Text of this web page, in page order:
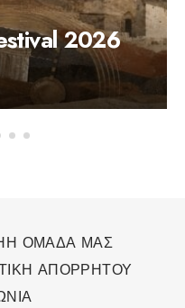
2026
Η ΟΜΑΔΑ ΜΑΣ
ΑΠΟΡΡΗΤΟΥ